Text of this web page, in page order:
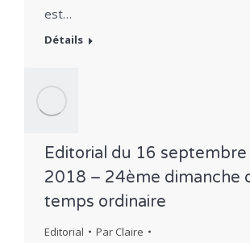
est…
Détails
Editorial du 16 septembre
2018 – 24ème dimanche
temps ordinaire
Editorial Par Claire